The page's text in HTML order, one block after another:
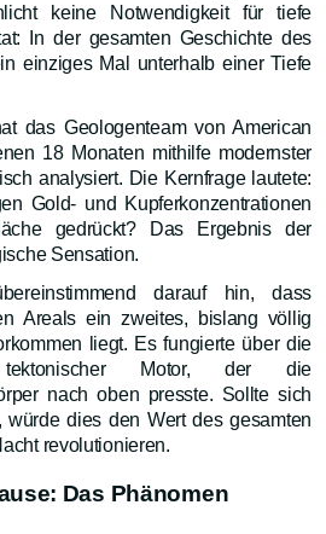
keine Notwendigkeit für tiefe
In der gesamten Geschichte des
einziges Mal unterhalb einer Tiefe
das Geologenteam von American
18 Monaten mithilfe modernster
analysiert. Die Kernfrage lautete:
Gold- und Kupferkonzentrationen
gedrückt? Das Ergebnis der
Sensation.
darauf hin, dass
Areals ein zweites, bislang völlig
liegt. Es fungierte über die
Motor, der die
nach oben presste. Sollte sich
würde dies den Wert des gesamten
revolutionieren.
Das Phänomen